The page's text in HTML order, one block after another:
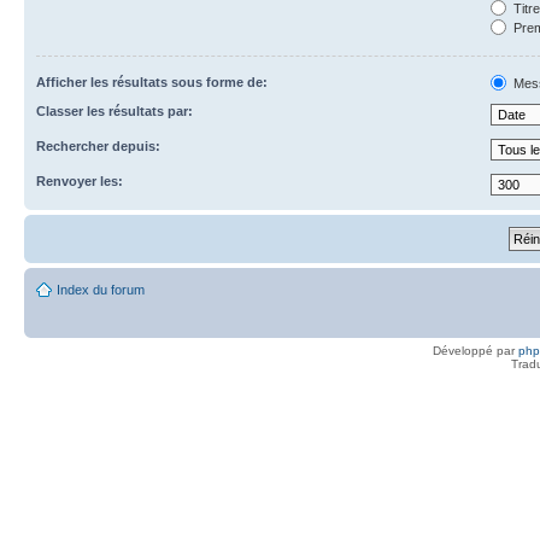
Afficher les résultats sous forme de:
Classer les résultats par:
Rechercher depuis:
Renvoyer les:
Index du forum
Développé par